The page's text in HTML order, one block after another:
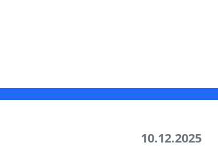
10.12.2025